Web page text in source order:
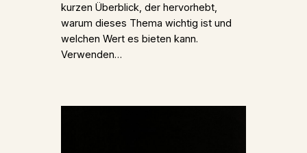
kurzen Überblick, der hervorhebt,
warum dieses Thema wichtig ist und
welchen Wert es bieten kann.
Verwenden…